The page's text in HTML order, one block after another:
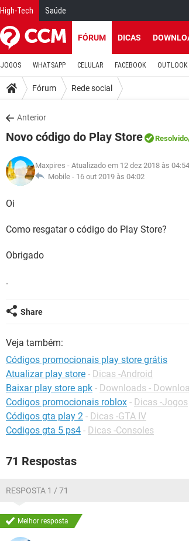
High-Tech Saúde
FÓRUM DICAS
JOGOS WHATSAPP CELULAR FACEBOOK OUTLOOK
Fórum Rede social
Anterior
Novo código do Play Store Resolvido
Maxpires - Atualizado em 12 dez 2018 às 04:54
Mobile - 16 out 2019 às 04:02
Oi
Como resgatar o código do Play Store?
Obrigado
.
Share
Veja também:
Códigos promocionais play store grátis
Atualizar play store - Dicas -Android
Baixar play store apk - Downloads -
Codigos promocionais roblox - Dicas -Jogos
Códigos gta play 2 - Dicas -GTA IV
Codigos gta 5 ps4 - Dicas -Consoles
71 Respostas
RESPOSTA 1 / 71
Melhor resposta